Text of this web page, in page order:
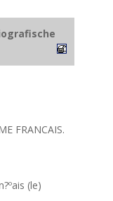
FRANCAIS.
(le)